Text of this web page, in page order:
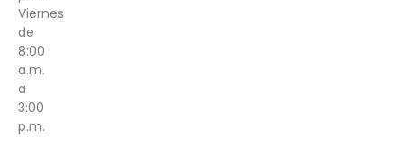
Viernes
de
8:00
a.m.
a
3:00
p.m.